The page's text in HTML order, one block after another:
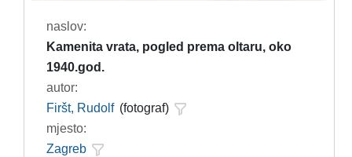
naslov:
Kamenita vrata, pogled prema oltaru, oko
1940.god.
autor:
Firšt, Rudolf (fotograf)
mjesto:
Zagreb